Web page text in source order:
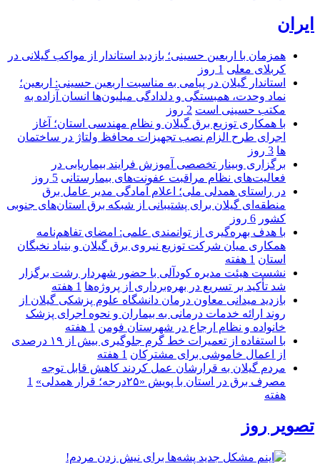
ایران
همزمان با اربعین حسینی؛ بازدید استاندار از مواکب گیلانی در
کربلای معلی 1 روز
استاندار گیلان در پیامی به مناسبت اربعین حسینی: اربعین؛
نماد وحدت، همبستگی و دلدادگی میلیون‌ها انسان آزاده به
مکتب حسینی است 2 روز
با همکاری توزیع برق گیلان و نظام مهندسی استان؛ آغاز
اجرای طرح الزام نصب تجهیزات محافظ ولتاژ در ساختمان
ها 3 روز
برگزاری وبینار تخصصی آموزش فرایند بیماریابی در
فعالیت‌های نظام مراقبت عفونت‌های بیمارستانی 5 روز
در راستای همدلی ملی؛ اعلام آمادگی مدیر عامل برق
منطقه‌ای گیلان برای پشتیبانی از شبكه برق استان‌های جنوبی
كشور 6 روز
با هدف بهره‌گیری از توانمندی علمی: امضای تفاهم‌نامه
همكاری میان شركت توزیع نیروی برق گیلان و بنیاد نخبگان
استان 1 هفته
نشست هیئت مدیره کودآلی با حضور شهردار رشت برگزار
شد تأکید بر تسریع در بهره‌برداری از پروژه‌ها 1 هفته
بازدید میدانی معاون درمان دانشگاه علوم پزشکی گیلان از
روند ارائه خدمات درمانی به بیماران و نحوه اجرای پزشک
خانواده و نظام ارجاع در شهرستان فومن 1 هفته
با استفاده از تعمیرات خط گرم جلوگیری بیش از ۱۹ درصدی
از اعمال خاموشی برای مشتركان 1 هفته
مردم گیلان به قرارشان عمل کردند كاهش قابل توجه
مصرف برق در استان با پویش «۲۵درجه؛ قرار همدلی»
1
هفته
تصویر روز